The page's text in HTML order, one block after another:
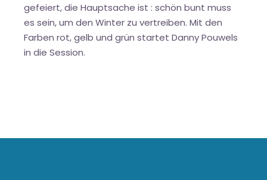
gefeiert, die Hauptsache ist : schön bunt muss
es sein, um den Winter zu vertreiben. Mit den
Farben rot, gelb und grün startet Danny Pouwels
in die Session.